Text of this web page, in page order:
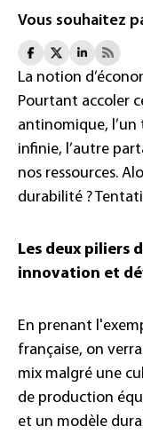
Vous souhaitez
La notion
Pourtant accoler
antinomique, l’un
infinie, l’autre
nos ressources.
durabilité ?
Les deux piliers
innovation et
En prenant
française, on
mix malgré une
de production
et un modèle